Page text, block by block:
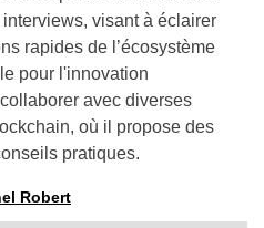
visant à éclairer
rapides de l’écosystème
pour l'innovation
avec diverses
où il propose des
pratiques.
Robert